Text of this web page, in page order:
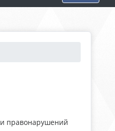
правонарушений